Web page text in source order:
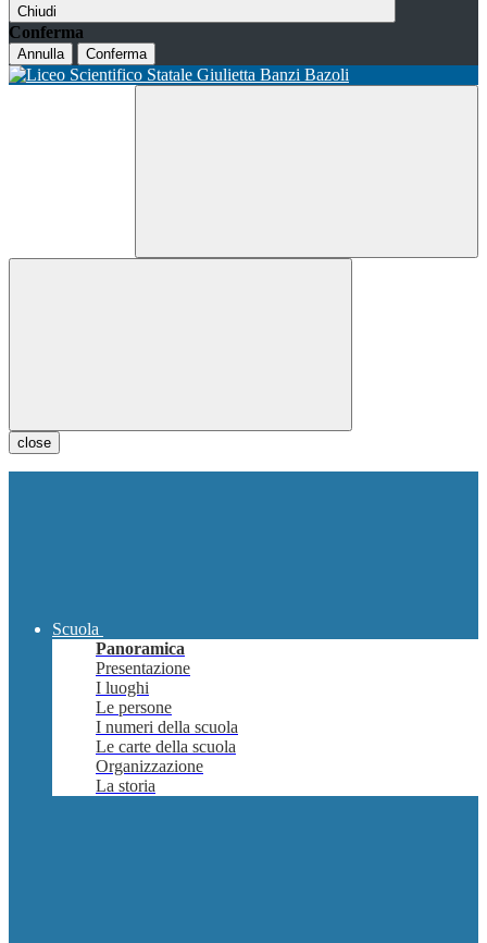
Chiudi
Conferma
Annulla Conferma
close
Scuola
Panoramica
Presentazione
I luoghi
Le persone
I numeri della scuola
Le carte della scuola
Organizzazione
La storia